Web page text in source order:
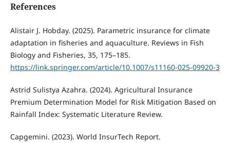
References
Alistair J. Hobday. (2025). Parametric insurance for climate
adaptation in fisheries and aquaculture. Reviews in Fish
Biology and Fisheries, 35, 175–185.
https://link.springer.com/article/10.1007/s11160-025-09920-3
Astrid Sulistya Azahra. (2024). Agricultural Insurance
Premium Determination Model for Risk Mitigation Based on
Rainfall Index: Systematic Literature Review.
Capgemini. (2023). World InsurTech Report.